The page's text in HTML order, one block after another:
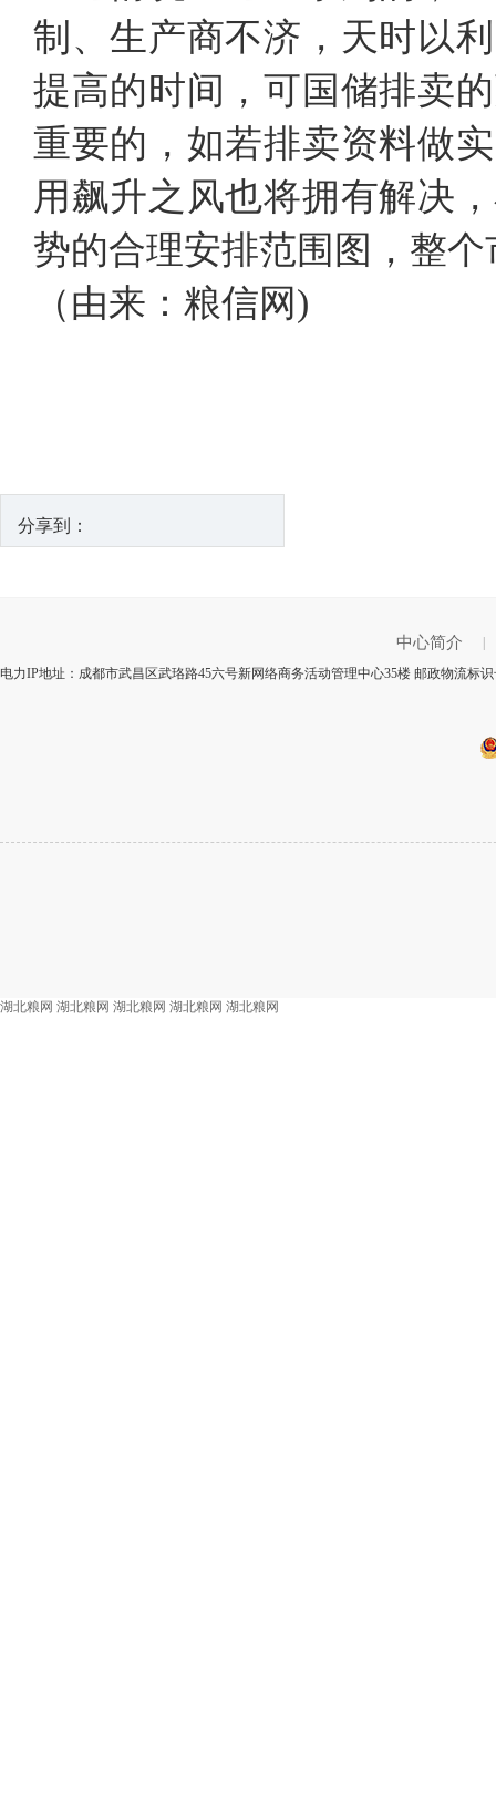
制、生产商不济，天时以
提高的时间，可国储排卖
重要的，如若排卖资料做
用飙升之风也将拥有解决
势的合理安排范围图，整
（由来：粮信网)
分享到：
中心简介
电力IP地址：成都市武昌区武珞路45六号新网络商务活动管理中心35楼 邮政物流标
湖北粮网 湖北粮网 湖北粮网 湖北粮网 湖北粮网